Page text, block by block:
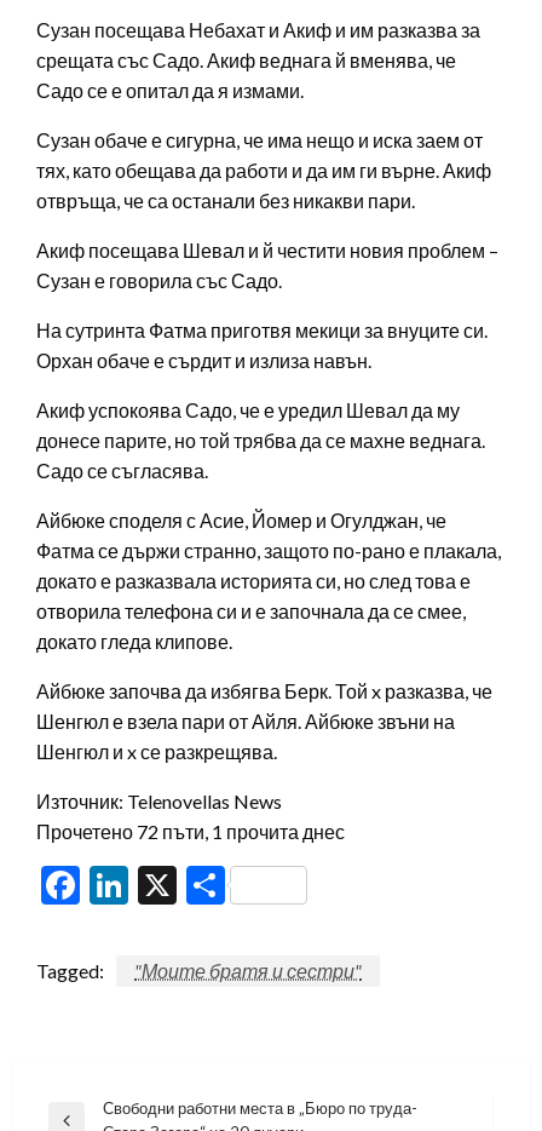
Сузан посещава Небахат и Акиф и им разказва за
срещата със Садо. Акиф веднага й вменява, че
Садо се е опитал да я измами.
Сузан обаче е сигурна, че има нещо и иска заем от
тях, като обещава да работи и да им ги върне. Акиф
отвръща, че са останали без никакви пари.
Акиф посещава Шевал и й честити новия проблем –
Сузан е говорила със Садо.
На сутринта Фатма приготвя мекици за внуците си.
Орхан обаче е сърдит и излиза навън.
Акиф успокоява Садо, че е уредил Шевал да му
донесе парите, но той трябва да се махне веднага.
Садо се съгласява.
Айбюке споделя с Асие, Йомер и Огулджан, че
Фатма се държи странно, защото по-рано е плакала,
докато е разказвала историята си, но след това е
отворила телефона си и е започнала да се смее,
докато гледа клипове.
Айбюке започва да избягва Берк. Той x разказва, че
Шенгюл е взела пари от Айля. Айбюке звъни на
Шенгюл и x се разкрещява.
Източник: Telenovellas News
Прочетено 72 пъти, 1 прочита днес
Facebook
LinkedIn
X Share
Tagged: "Моите братя и сестри"
Навигация
Свободни работни места в „Бюро по труда-